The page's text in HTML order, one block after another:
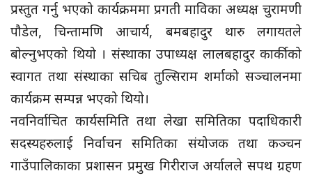
प्रस्तुत गर्नु भएको कार्यक्रममा प्रगती माविका अध्यक्ष चुरामणी
पौडेल, चिन्तामणि आचार्य, बमबहादुर थारु लगायतले
बोल्नुभएको थियो । संस्थाका उपाध्यक्ष लालबहादुर कार्कीको
स्वागत तथा संस्थाका सचिब तुल्सिराम शर्माको सञ्चालनमा
कार्यक्रम सम्पन्न भएको थियो।
नवनिर्वाचित कार्यसमिति तथा लेखा समितिका पदाधिकारी
सदस्यहरुलाई निर्वाचन समितिका संयोजक तथा कञ्चन
गाउँपालिकाका प्रशासन प्रमुख गिरीराज अर्यालले सपथ ग्रहण